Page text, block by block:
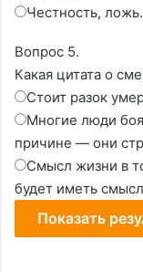
Честность,
Вопрос 5.
Какая цитата о
Стоит разок
Многие люди
причине — они
Смысл жизни в
будет иметь